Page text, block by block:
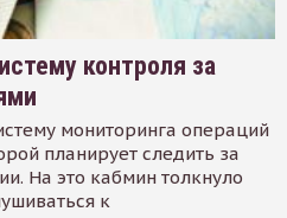
контроля за
мониторинга операций
планирует следить за
На это кабмин толкнуло
к